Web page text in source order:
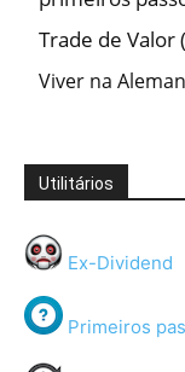
Trade de Valor
Viver na
Utilitários
Ex-Dividend
Primeiros